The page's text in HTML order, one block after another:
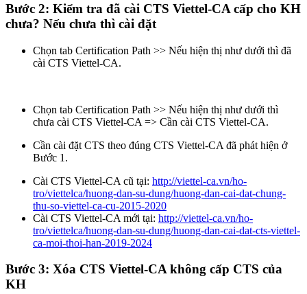
Bước 2: Kiểm tra đã cài CTS Viettel-CA cấp cho KH
chưa? Nếu chưa thì cài đặt
Chọn tab Certification Path >> Nếu hiện thị như dưới thì đã
cài CTS Viettel-CA.
Chọn tab Certification Path >> Nếu hiện thị như dưới thì
chưa cài CTS Viettel-CA => Cần cài CTS Viettel-CA.
Cần cài đặt CTS theo đúng CTS Viettel-CA đã phát hiện ở
Bước 1.
Cài CTS Viettel-CA cũ tại: http://viettel-ca.vn/ho-
tro/viettelca/huong-dan-su-dung/huong-dan-cai-dat-chung-
thu-so-viettel-ca-cu-2015-2020
Cài CTS Viettel-CA mới tại: http://viettel-ca.vn/ho-
tro/viettelca/huong-dan-su-dung/huong-dan-cai-dat-cts-viettel-
ca-moi-thoi-han-2019-2024
Bước 3: Xóa CTS Viettel-CA không cấp CTS của
KH